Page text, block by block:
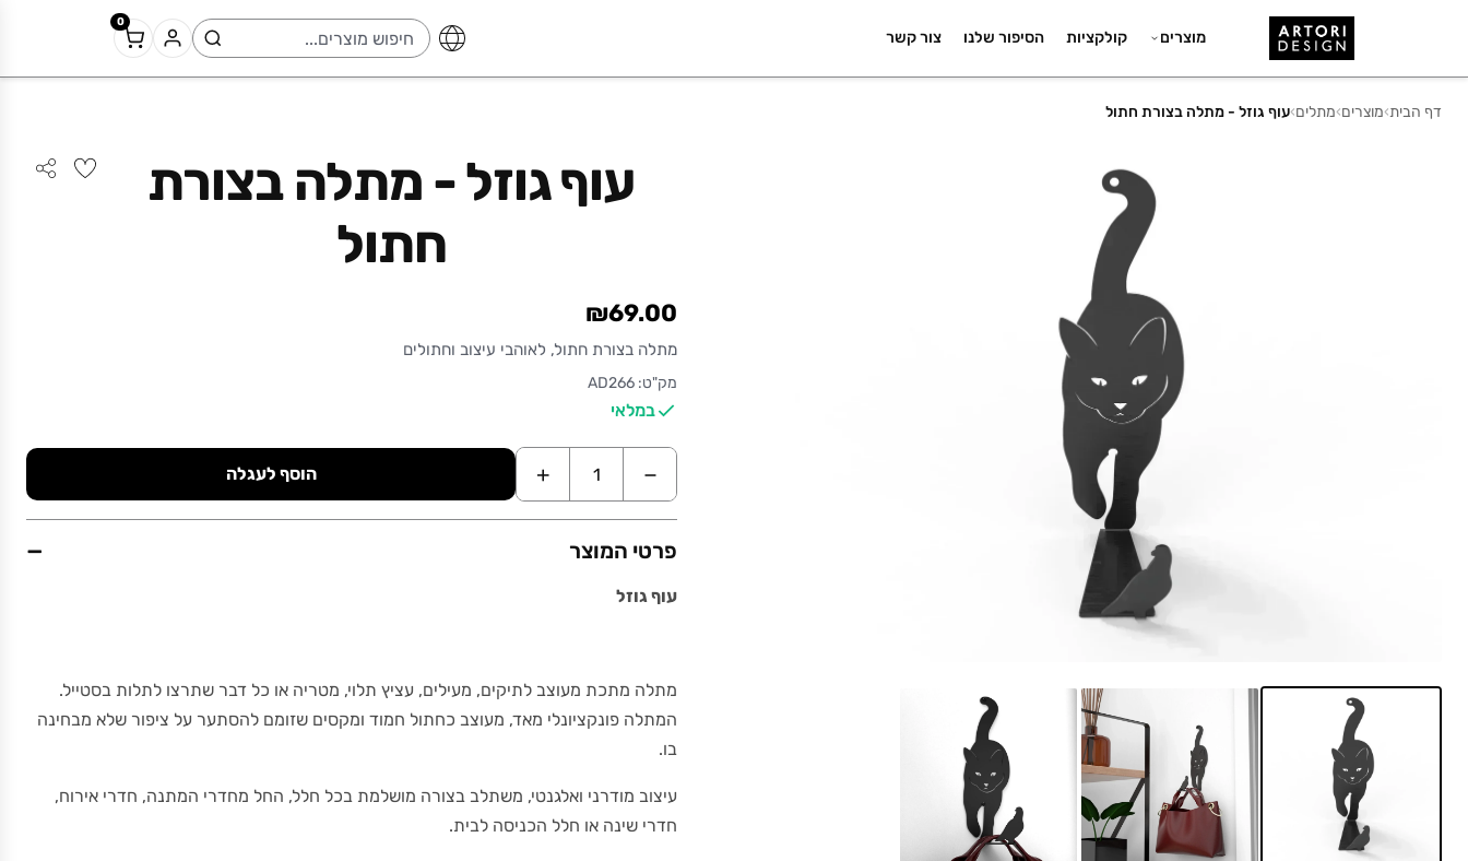
מוצרים קולקציות הסיפור שלנו צור קשר
0
דף הבית›מוצרים›מתלים›עוף גוזל - מתלה בצורת חתול
עוף גוזל - מתלה בצורת
חתול
₪69.00
מתלה בצורת חתול, לאוהבי עיצוב וחתולים
מק"ט: AD266
במלאי
−
+ הוסף לעגלה
פרטי המוצר −
עוף גוזל
מתלה מתכת מעוצב לתיקים, מעילים, עציץ תלוי, מטריה או כל דבר שתרצו לתלות בסטייל.
המתלה פונקציונלי מאד, מעוצב כחתול חמוד ומקסים שזומם להסתער על ציפור שלא מבחינה
בו.
עיצוב מודרני ואלגנטי, משתלב בצורה מושלמת בכל חלל, החל מחדרי המתנה, חדרי אירוח,
חדרי שינה או חלל הכניסה לבית.